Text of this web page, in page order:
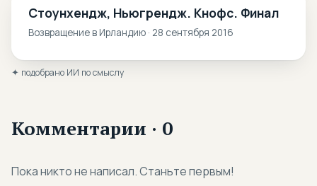
Стоунхендж, Ньюгрендж. Кнофс. Финал
Возвращение в Ирландию · 28 сентября 2016
✦ подобрано ИИ по смыслу
Комментарии · 0
Пока никто не написал. Станьте первым!